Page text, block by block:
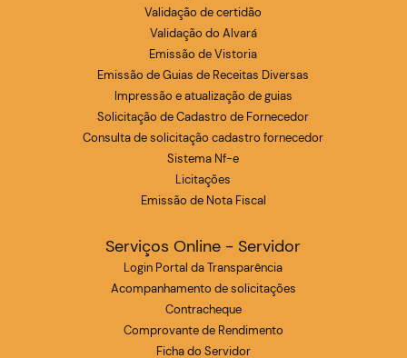
Validação de certidão
Validação do Alvará
Emissão de Vistoria
Emissão de Guias de Receitas Diversas
Impressão e atualização de guias
Solicitação de Cadastro de Fornecedor
Consulta de solicitação cadastro fornecedor
Sistema Nf-e
Licitações
Emissão de Nota Fiscal
Serviços Online - Servidor
Login Portal da Transparência
Acompanhamento de solicitações
Contracheque
Comprovante de Rendimento
Ficha do Servidor